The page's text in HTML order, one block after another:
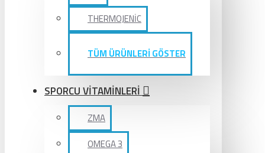
THERMOJENİC
TÜM ÜRÜNLERİ GÖSTER
SPORCU VİTAMİNLERİ
ZMA
OMEGA 3